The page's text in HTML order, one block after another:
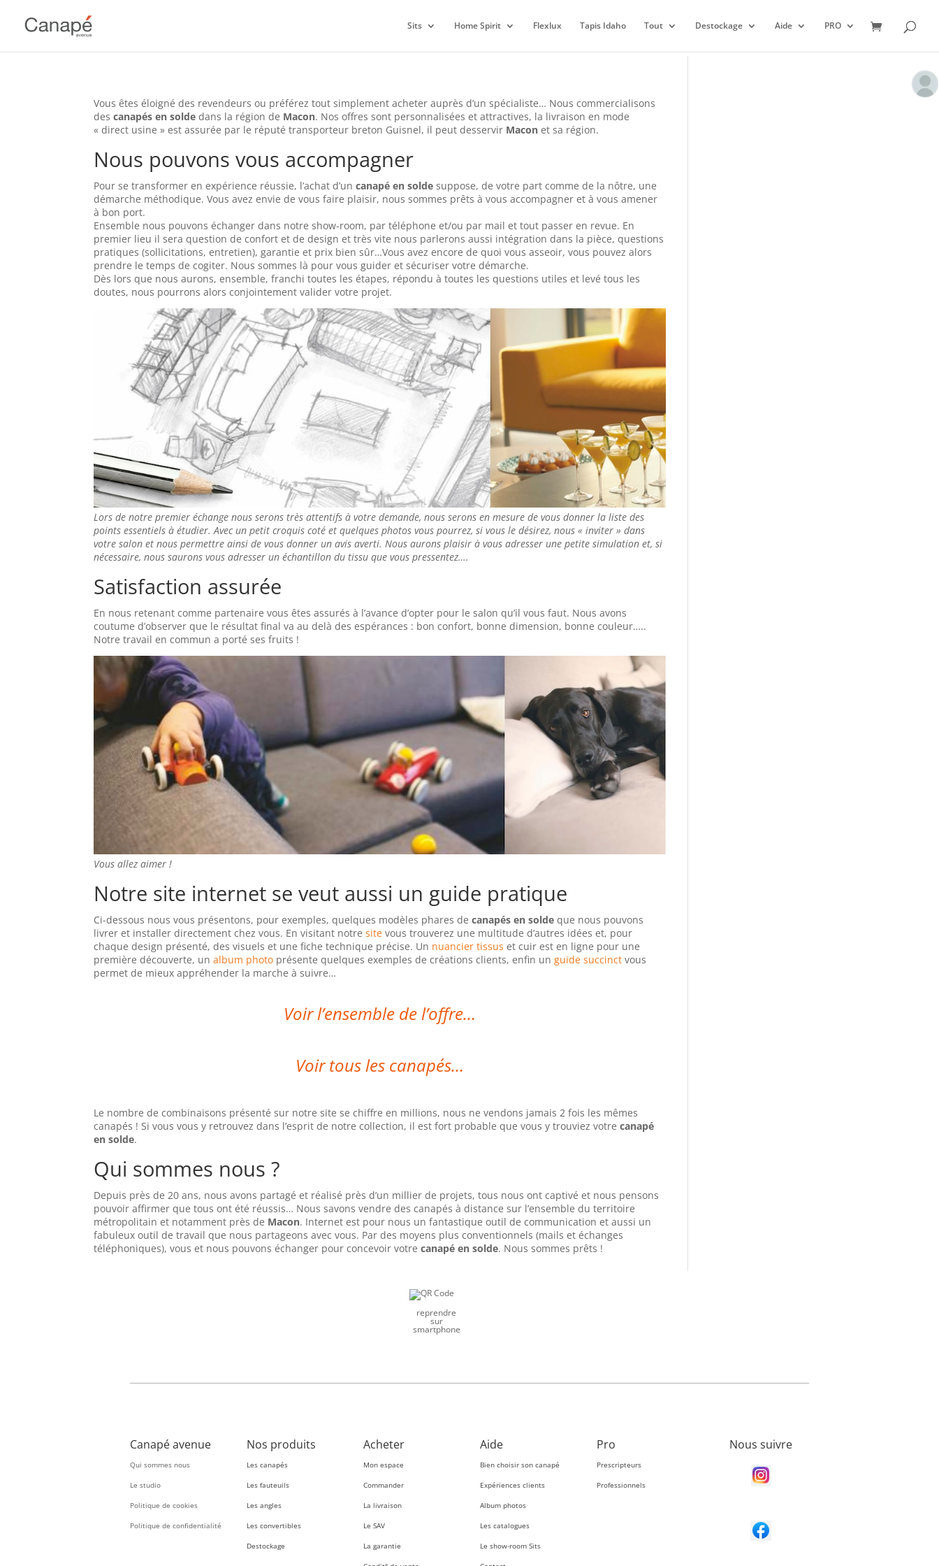
Sits Home Spirit Flexlux Tapis Idaho Tout Destockage Aide PRO
Vous êtes éloigné des revendeurs ou préférez tout simplement acheter auprès d’un spécialiste… Nous commercialisons
descanapés en solde dans la région de Macon. Nos offres sont personnalisées et attractives, la livraison en mode
« direct usine » est assurée par le réputé transporteur breton Guisnel, il peut desservir Macon et sa région.
Nous pouvons vous accompagner
Pour se transformer en expérience réussie, l’achat d’uncanapé en solde suppose, de votre part comme de la nôtre, une
démarche méthodique. Vous avez envie de vous faire plaisir, nous sommes prêts à vous accompagner et à vous amener
à bon port.
Ensemble nous pouvons échanger dans notre show-room, par téléphone et/ou par mail et tout passer en revue. En
premier lieu il sera question de confort et de design et très vite nous parlerons aussi intégration dans la pièce, questions
pratiques (sollicitations, entretien), garantie et prix bien sûr…Vous avez encore de quoi vous asseoir, vous pouvez alors
prendre le temps de cogiter. Nous sommes là pour vous guider et sécuriser votre démarche.
Dès lors que nous aurons, ensemble, franchi toutes les étapes, répondu à toutes les questions utiles et levé tous les
doutes, nous pourrons alors conjointement valider votre projet.
Lors de notre premier échange nous serons très attentifs à votre demande, nous serons en mesure de vous donner la liste des
points essentiels à étudier. Avec un petit croquis coté et quelques photos vous pourrez, si vous le désirez, nous « inviter » dans
votre salon et nous permettre ainsi de vous donner un avis averti. Nous aurons plaisir à vous adresser une petite simulation et, si
nécessaire, nous saurons vous adresser un échantillon du tissu que vous pressentez….
Satisfaction assurée
En nous retenant comme partenaire vous êtes assurés à l’avance d’opter pour le salon qu’il vous faut. Nous avons
coutume d’observer que le résultat final va au delà des espérances : bon confort, bonne dimension, bonne couleur…..
Notre travail en commun a porté ses fruits !
Vous allez aimer !
Notre site internet se veut aussi un guide pratique
Ci-dessous nous vous présentons, pour exemples, quelques modèles phares decanapés en solde que nous pouvons
livrer et installer directement chez vous. En visitant notresite vous trouverez une multitude d’autres idées et, pour
chaque design présenté, des visuels et une fiche technique précise. Un nuancier tissus et cuir est en ligne pour une
première découverte, unalbum photo présente quelques exemples de créations clients, enfin unguide succinct vous
permet de mieux appréhender la marche à suivre…
Voir l’ensemble de l’offre…
Voir tous les canapés…
Le nombre de combinaisons présenté sur notre site se chiffre en millions, nous ne vendons jamais 2 fois les mêmes
canapés ! Si vous vous y retrouvez dans l’esprit de notre collection, il est fort probable que vous y trouviez votrecanapé
en solde.
Qui sommes nous ?
Depuis près de 20 ans, nous avons partagé et réalisé près d’un millier de projets, tous nous ont captivé et nous pensons
pouvoir affirmer que tous ont été réussis… Nous savons vendre des canapés à distance sur l’ensemble du territoire
métropolitain et notamment près de Macon. Internet est pour nous un fantastique outil de communication et aussi un
fabuleux outil de travail que nous partageons avec vous. Par des moyens plus conventionnels (mails et échanges
téléphoniques), vous et nous pouvons échanger pour concevoir votrecanapé en solde. Nous sommes prêts !
reprendre
sur
smartphone
Canapé avenue
Qui sommes nous
Le studio
Politique de cookies
Politique de confidentialité
Nos produits
Les canapés
Les fauteuils
Les angles
Les convertibles
Destockage
Acheter
Mon espace
Commander
La livraison
Le SAV
La garantie
Aide
Bien choisir son canapé
Expériences clients
Album photos
Les catalogues
Le show-room Sits
Pro
Prescripteurs
Professionnels
Nous suivre